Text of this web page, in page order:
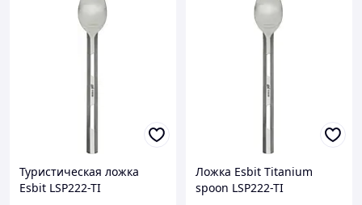
Туристическая ложка
Esbit LSP222-TI
Ложка Esbit Titanium
spoon LSP222-TI